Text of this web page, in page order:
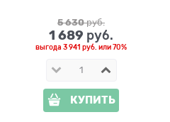
5 630 руб.
1 689 руб.
выгода 3 941 руб. или70%
КУПИТЬ